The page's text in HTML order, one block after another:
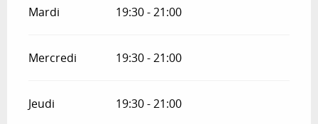
Mardi 19:30 - 21:00
Mercredi 19:30 - 21:00
Jeudi 19:30 - 21:00